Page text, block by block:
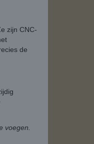
zijn CNC-
de
voegen.